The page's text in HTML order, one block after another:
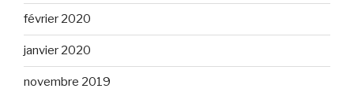
février 2020
janvier 2020
novembre 2019